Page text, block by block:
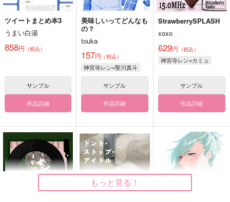
ツイートまとめ本3
うまい白湯
858円 （税込）
サンプル
作品詳細
美味しいってどんなも
の？
touka
157円 （税込）
神宮寺レン×聖川真斗
サンプル
作品詳細
StrawberrySPLASH
xoxo
629円 （税込）
神宮寺レン×カミュ
サンプル
作品詳細
もっと見る！